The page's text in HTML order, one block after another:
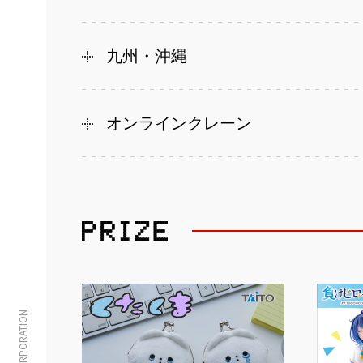
九州・沖縄
オンラインクレーン